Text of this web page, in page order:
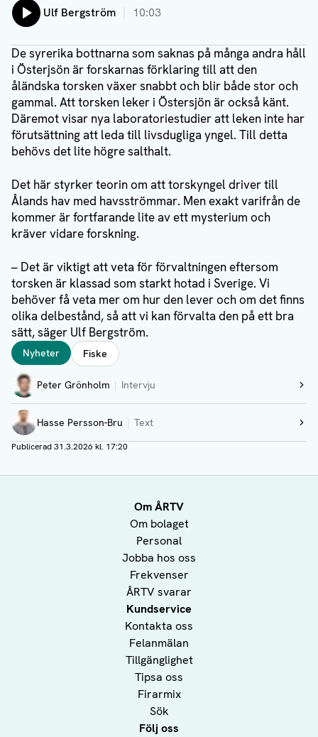
Lyssna på:
Ulf Bergström 10:03
De syrerika bottnarna som saknas på många andra håll
i Österjsön är forskarnas förklaring till att den
åländska torsken växer snabbt och blir både stor och
gammal. Att torsken leker i Östersjön är också känt.
Däremot visar nya laboratoriestudier att leken inte har
förutsättning att leda till livsdugliga yngel. Till detta
behövs det lite högre salthalt.
Det här styrker teorin om att torskyngel driver till
Ålands hav med havsströmmar. Men exakt varifrån de
kommer är fortfarande lite av ett mysterium och
kräver vidare forskning.
– Det är viktigt att veta för förvaltningen eftersom
torsken är klassad som starkt hotad i Sverige. Vi
behöver få veta mer om hur den lever och om det finns
olika delbestånd, så att vi kan förvalta den på ett bra
sätt, säger Ulf Bergström.
Taggar
Nyheter Fiske
Författare
Peter Grönholm Intervju
Visa profil
Hasse Persson-Bru Text
Visa profil
Publicerad31.3.2026 kl. 17:20
Om ÅRTV
Om bolaget
Personal
Jobba hos oss
Frekvenser
ÅRTV svarar
Kundservice
Kontakta oss
Felanmälan
Tillgänglighet
Tipsa oss
Firarmix
Sök
Följ oss